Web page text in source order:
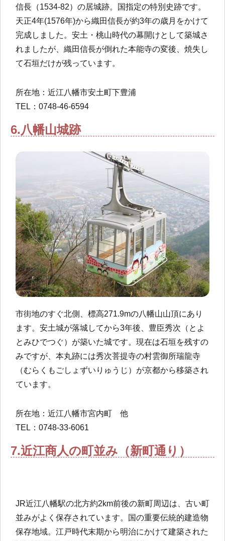
信長（1534-82）の居城跡。国指定の特別史跡です。
天正4年(1576年)から織田信長が約3年の歳月をかけて
完成しました。安土・桃山時代の幕開けとして築城さ
れましたが、織田信長が倒れた本能寺の変後、焼失し
て石垣だけが残っています。
所在地：近江八幡市安土町下豊浦
TEL：0748-46-6594
6.八幡山城跡​
市街地のすぐ北側、標高271.9mの八幡山山頂にあり
ます。安土城が落城してから3年後、豊臣秀次（とよ
とみひでつぐ）が築いた城です。現在は石垣を残すの
みですが、本丸跡には秀次菩提寺の村雲御所瑞龍寺
（むらくもごしょずいりゅうじ）が京都から移築され
ています。
所在地：近江八幡市宮内町 他
TEL：0748-33-6061
7.近江商人の町並み（新町通り）​
JR近江八幡駅の北方約2km前後の新町周辺は、古い町
並みがよく保存されています。国の重要伝統的建造物
保存地域。江戸時代末期から明治にかけて建築された